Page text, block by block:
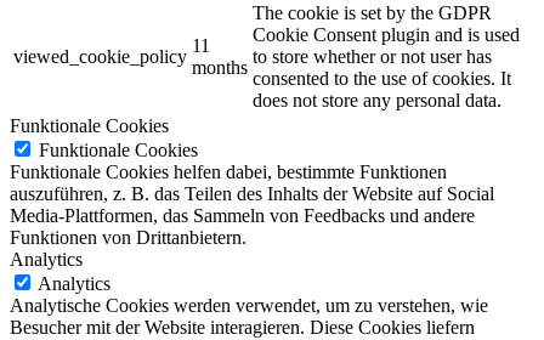
viewed_cookie_policy
11
months
The cookie is set by the GDPR
Cookie Consent plugin and is used
to store whether or not user has
consented to the use of cookies. It
does not store any personal data.
Funktionale Cookies
Funktionale Cookies
Funktionale Cookies helfen dabei, bestimmte Funktionen
auszuführen, z. B. das Teilen des Inhalts der Website auf Social
Media-Plattformen, das Sammeln von Feedbacks und andere
Funktionen von Drittanbietern.
Analytics
Analytics
Analytische Cookies werden verwendet, um zu verstehen, wie
Besucher mit der Website interagieren. Diese Cookies liefern